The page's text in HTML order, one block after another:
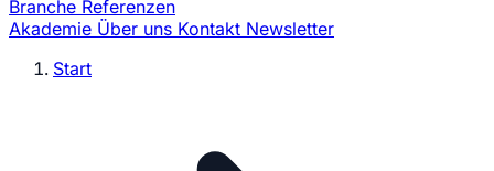
Branche Referenzen
Akademie Über uns Kontakt Newsletter
Start